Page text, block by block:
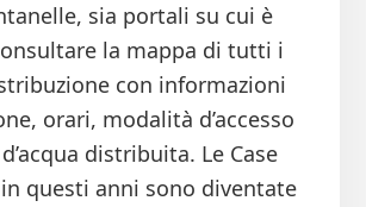
sia portali su cui è
la mappa di tutti i
con informazioni
orari, modalità d’accesso
distribuita. Le Case
in questi anni sono diventate